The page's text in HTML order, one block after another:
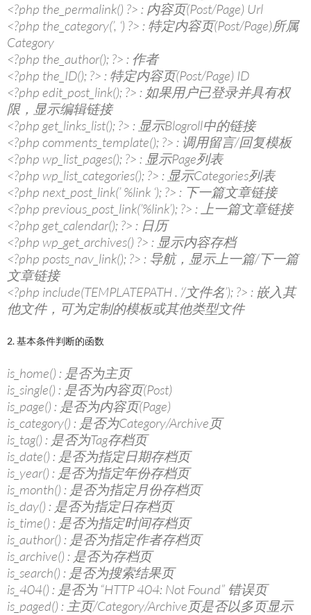
<?php the_permalink() ?> : 内容页(Post/Page) Url
<?php the_category(’, ‘) ?> : 特定内容页(Post/Page)所属
Category
<?php the_author(); ?> : 作者
<?php the_ID(); ?> : 特定内容页(Post/Page) ID
<?php edit_post_link(); ?> : 如果用户已登录并具有权
限，显示编辑链接
<?php get_links_list(); ?> : 显示Blogroll中的链接
<?php comments_template(); ?> : 调用留言/回复模板
<?php wp_list_pages(); ?> : 显示Page列表
<?php wp_list_categories(); ?> : 显示Categories列表
<?php next_post_link(’ %link ‘); ?> : 下一篇文章链接
<?php previous_post_link(’%link’); ?> : 上一篇文章链接
<?php get_calendar(); ?> : 日历
<?php wp_get_archives() ?> : 显示内容存档
<?php posts_nav_link(); ?> : 导航，显示上一篇/下一篇
文章链接
<?php include(TEMPLATEPATH . ‘/文件名’); ?> : 嵌入其
他文件，可为定制的模板或其他类型文件
2. 基本条件判断的函数
is_home() : 是否为主页
is_single() : 是否为内容页(Post)
is_page() : 是否为内容页(Page)
is_category() : 是否为Category/Archive页
is_tag() : 是否为Tag存档页
is_date() : 是否为指定日期存档页
is_year() : 是否为指定年份存档页
is_month() : 是否为指定月份存档页
is_day() : 是否为指定日存档页
is_time() : 是否为指定时间存档页
is_author() : 是否为指定作者存档页
is_archive() : 是否为存档页
is_search() : 是否为搜索结果页
is_404() : 是否为 “HTTP 404: Not Found” 错误页
is_paged() : 主页/Category/Archive页是否以多页显示